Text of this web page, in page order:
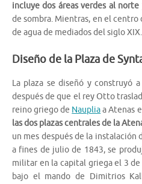
incluye dos áreas verdes al norte
de sombra. Mientras, en el centro
de agua de mediados del siglo XIX.
Diseño de la Plaza de
La plaza se diseñó y construyó
después de que el rey Otto
reino griego de Naupliaa Atenas
las dos plazas centrales de la
un mes después de la instalación
a fines de julio de 1843, se
militar en la capital griega el 3
bajo el mando de Dimitrios